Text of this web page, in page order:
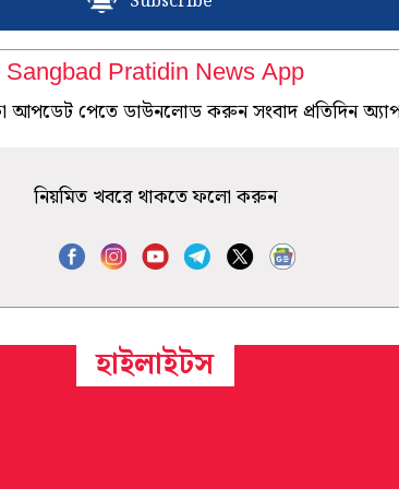
Sangbad Pratidin News App
আপডেট পেতে ডাউনলোড করুন সংবাদ প্রতিদিন
নিয়মিত খবরে থাকতে ফলো করুন
হাইলাইটস